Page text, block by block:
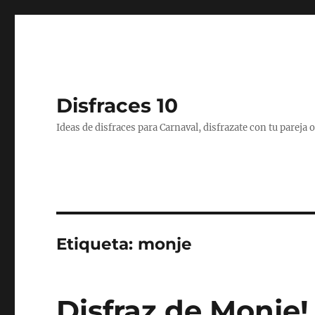
Disfraces 10
Ideas de disfraces para Carnaval, disfrazate con tu pareja
Etiqueta: monje